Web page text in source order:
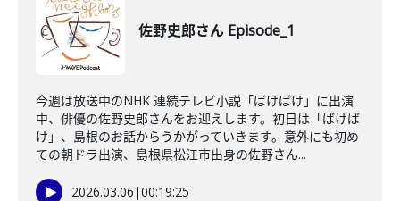
佐野史郎さん Episode_1
今週は放送中のNHK 連続テレビ小説「ばけばけ」に出演
中、俳優の佐野史郎さんをお迎えします。初日は「ばけば
け」、島根のお話からうかがっていきます。意外にも初め
ての朝ドラ出演、島根県松江市出身の佐野さん...
2026.03.06 |00:19:25